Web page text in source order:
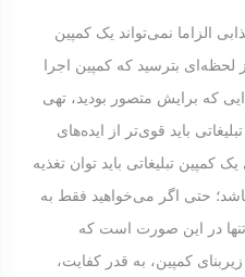
الزاما نمی‌تواند یک کمپین
لحظه‌ای بترسید که کمپین اجرا
که برایش متصور بودید، تهی
باید قوی‌تر از ایده‌های
کمپین تبلیغاتی باید توان تغذیه‌
حتی اگر می‌خواهید فقط به
در این صورت است که
کمپین، به قدر کفایت،